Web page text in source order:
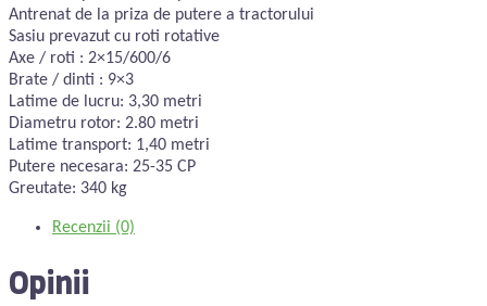
Antrenat de la priza de putere a tractorului
Sasiu prevazut cu roti rotative
Axe / roti : 2×15/600/6
Brate / dinti : 9×3
Latime de lucru: 3,30 metri
Diametru rotor: 2.80 metri
Latime transport: 1,40 metri
Putere necesara: 25-35 CP
Greutate: 340 kg
Recenzii (0)
Opinii